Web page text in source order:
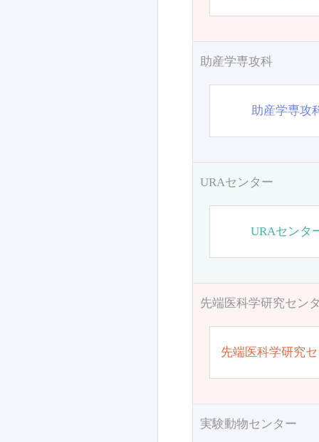
助産学専攻科
助産学専攻
URAセンター
URAセンタ
先端医科学研究セン
先端医科学研究
実験動物センター